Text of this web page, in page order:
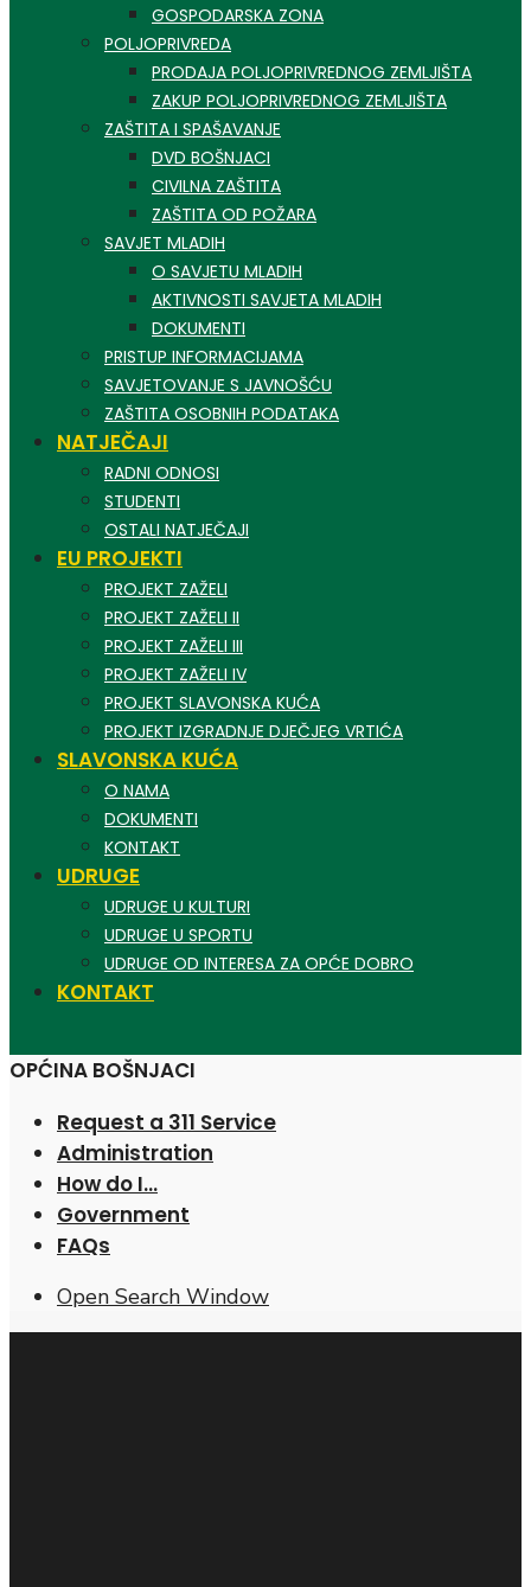
GOSPODARSKA ZONA
POLJOPRIVREDA
PRODAJA POLJOPRIVREDNOG ZEMLJIŠTA
ZAKUP POLJOPRIVREDNOG ZEMLJIŠTA
ZAŠTITA I SPAŠAVANJE
DVD BOŠNJACI
CIVILNA ZAŠTITA
ZAŠTITA OD POŽARA
SAVJET MLADIH
O SAVJETU MLADIH
AKTIVNOSTI SAVJETA MLADIH
DOKUMENTI
PRISTUP INFORMACIJAMA
SAVJETOVANJE S JAVNOŠĆU
ZAŠTITA OSOBNIH PODATAKA
NATJEČAJI
RADNI ODNOSI
STUDENTI
OSTALI NATJEČAJI
EU PROJEKTI
PROJEKT ZAŽELI
PROJEKT ZAŽELI II
PROJEKT ZAŽELI III
PROJEKT ZAŽELI IV
PROJEKT SLAVONSKA KUĆA
PROJEKT IZGRADNJE DJEČJEG VRTIĆA
SLAVONSKA KUĆA
O NAMA
DOKUMENTI
KONTAKT
UDRUGE
UDRUGE U KULTURI
UDRUGE U SPORTU
UDRUGE OD INTERESA ZA OPĆE DOBRO
KONTAKT
OPĆINA BOŠNJACI
Request a 311 Service
Administration
How do I…
Government
FAQs
Open Search Window